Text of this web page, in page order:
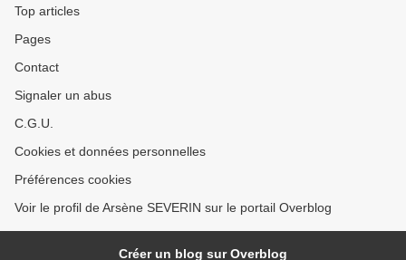
Top articles
Pages
Contact
Signaler un abus
C.G.U.
Cookies et données personnelles
Préférences cookies
Voir le profil de Arsène SEVERIN sur le portail Overblog
Créer un blog sur Overblog